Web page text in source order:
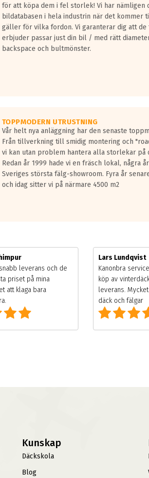
A gentemot
svarta vågor
tillåtna enligt nya
för att köpa dem i fel storlek! Vi har nämligen
bildatabasen i hela industrin när det kommer
gäller för vilka fordon. Vi garanterar dig att de
erbjuder passar just din bil / med rätt
backspace och bultmönster.
TOPPMODERN UTRUSTNING
Vår helt nya anläggning har den senaste
Från tillverkning till smidig montering och
vi kan utan problem hantera alla storlekar på
Redan år 1999 hade vi en fräsch lokal, några
Sveriges största fälg-showroom. Fyra år
och idag sitter vi på närmare 4500 m2
leverans och de
priset på mina
att klaga bara
Lars Lundqvist
Kanonbra
köp av
leverans.
däck och fälgar
Kunskap
Däckskola
Blog